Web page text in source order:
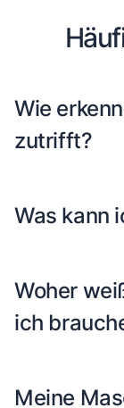
Wie
zutrifft?
Was kann
Woher
ich
Meine